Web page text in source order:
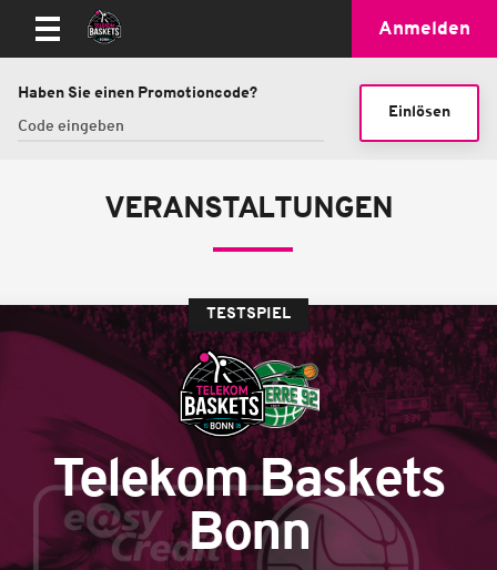
Anmelden
Haben Sie einen Promotioncode?
Einlösen
VERANSTALTUNGEN
TESTSPIEL
Telekom Baskets
Bonn